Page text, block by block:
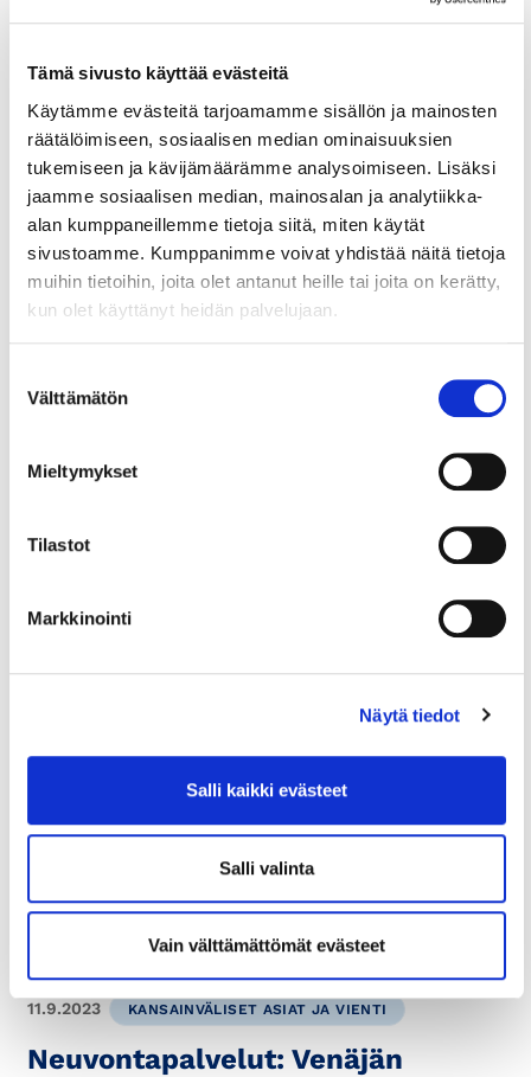
Tämä sivusto käyttää evästeitä
Käytämme evästeitä tarjoamamme sisällön ja mainosten
räätälöimiseen, sosiaalisen median ominaisuuksien
tukemiseen ja kävijämäärämme analysoimiseen. Lisäksi
jaamme sosiaalisen median, mainosalan ja analytiikka-
alan kumppaneillemme tietoja siitä, miten käytät
sivustoamme. Kumppanimme voivat yhdistää näitä tietoja
muihin tietoihin, joita olet antanut heille tai joita on kerätty,
kun olet käyttänyt heidän palvelujaan.
valinta
Välttämätön
Mieltymykset
Tilastot
Markkinointi
Näytä tiedot
Salli kaikki evästeet
Salli valinta
Vain välttämättömät evästeet
mahdollisuus verkostoitua ja tavata
tapaamisissa potentiaalisia
yhteistyökumppaneita eri maista.
Tulevat tapahtumat löytyvätEEN-
tapahtumakalenterista
.
Lue myös
Päivitetty 24.10.2025: Ukrainan
sodan vaikutukset yrityksiin
Olemme koonneet pakotteisiin liittyvää tietoa,
tietolähteitä ja toimintaohjeita tähän artikkeliin.
Venäjän aloitettua täysimittaisen hyökkäyssodan
11.9.2023 KANSAINVÄLISET ASIAT JA VIENTI
Neuvontapalvelut: Venäjän